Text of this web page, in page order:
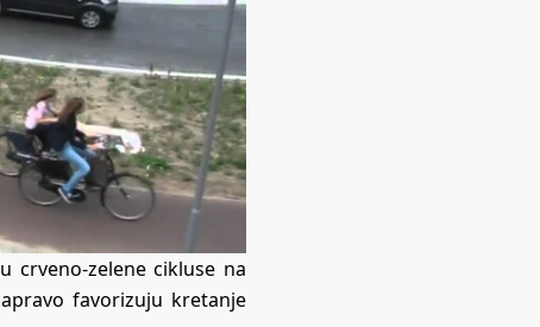
crveno-zelene cikluse na
favorizuju kretanje